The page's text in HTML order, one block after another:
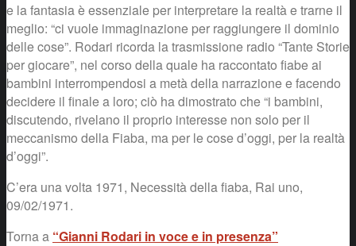
e la fantasia è essenziale per interpretare la realtà e trarne il
meglio: “ci vuole immaginazione per raggiungere il dominio
delle cose”. Rodari ricorda la trasmissione radio “Tante Storie
per giocare”, nel corso della quale ha raccontato fiabe ai
bambini interrompendosi a metà della narrazione e facendo
decidere il finale a loro; ciò ha dimostrato che “i bambini,
discutendo, rivelano il proprio interesse non solo per il
meccanismo della Fiaba, ma per le cose d’oggi, per la realtà
d’oggi”.
C’era una volta 1971, Necessità della fiaba, Rai uno,
09/02/1971.
Torna a “Gianni Rodari in voce e in presenza”